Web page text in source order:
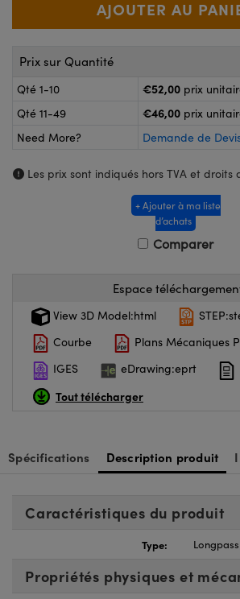
: Caméras
Optiques Lightpath
Optiques de SCHOTT
Prix sur Quantité
Qté 1-10 €52,00 prix
Qté 11-49
€46,00 prix
Need More?
Demande de
Les prix sont indiqués hors TVA et droits
+ Ajouter à ma liste
d’achats
Comparer
Espace
View 3D Model:html
Courbe
Plans Mécaniques
IGES
eDrawing:eprt
Tout télécharger
Spécifications Description produit
Caractéristiques du produit
Type:
Propriétés physiques et